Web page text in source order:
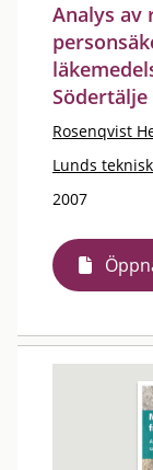
Analys av
Södertälje
Rosenqvist
Lunds
2007